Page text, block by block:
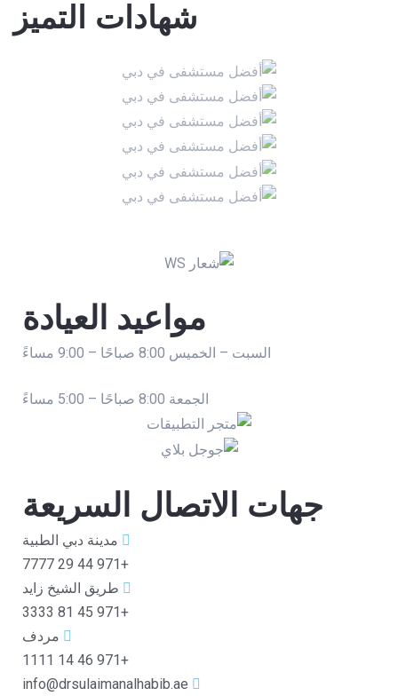
شهادات التميز
مواعيد العيادة
السبت – الخميس 8:00 صباحًا – 9:00 مساءً
الجمعة 8:00 صباحًا – 5:00 مساءً
جهات الاتصال السريعة
مدينة دبي الطبية
+971 44 29 7777
طريق الشيخ زايد
+971 45 81 3333
مردف
+971 46 14 1111
info@drsulaimanalhabib.ae